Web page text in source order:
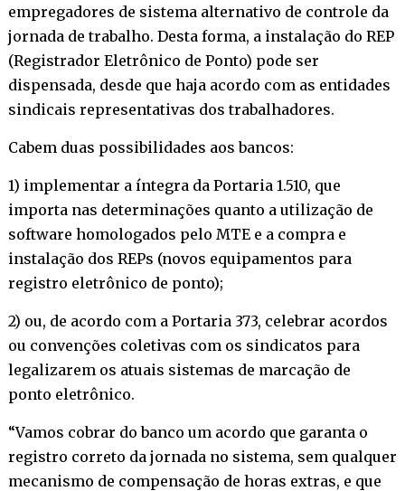
empregadores de sistema alternativo de controle da
jornada de trabalho. Desta forma, a instalação do REP
(Registrador Eletrônico de Ponto) pode ser
dispensada, desde que haja acordo com as entidades
sindicais representativas dos trabalhadores.
Cabem duas possibilidades aos bancos:
1) implementar a íntegra da Portaria 1.510, que
importa nas determinações quanto a utilização de
software homologados pelo MTE e a compra e
instalação dos REPs (novos equipamentos para
registro eletrônico de ponto);
2) ou, de acordo com a Portaria 373, celebrar acordos
ou convenções coletivas com os sindicatos para
legalizarem os atuais sistemas de marcação de
ponto eletrônico.
“Vamos cobrar do banco um acordo que garanta o
registro correto da jornada no sistema, sem qualquer
mecanismo de compensação de horas extras, e que